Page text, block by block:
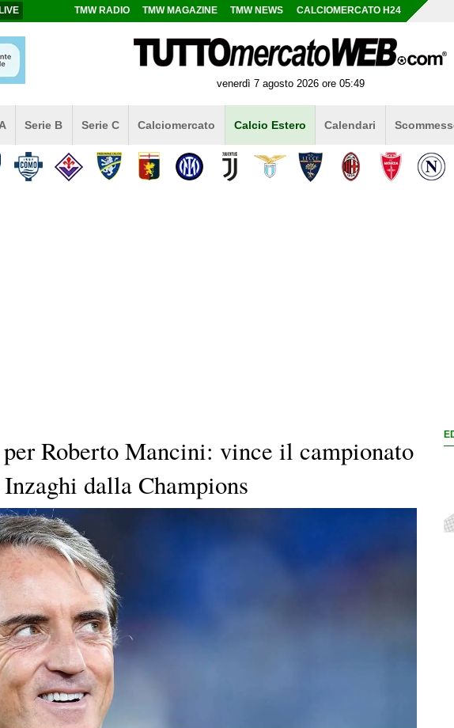
TMW RADIO TMW MAGAZINE TMW NEWS CALCIOMERCATO H24
venerdì 7 agosto 2026 ore 05:49
Serie B Serie C Calciomercato Calcio Estero Calendari
per Roberto Mancini: vince il campionato
dalla Champions